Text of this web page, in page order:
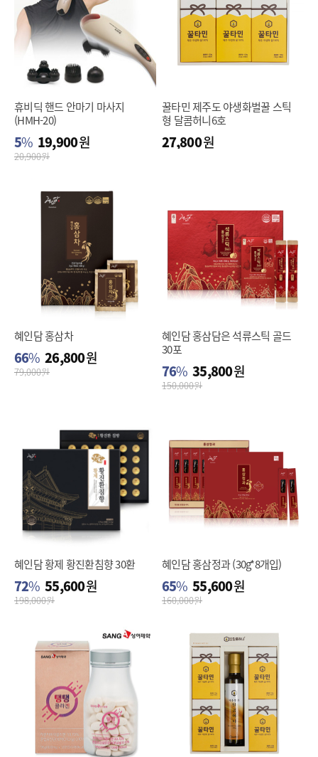
휴비딕 핸드 안마기 마사지
(HMH-20)
5% 19,900원
20,900원
꿀타민 제주도 야생화벌꿀 스틱
형 달콤허니6호
27,800원
혜인담 홍삼차
66% 26,800원
79,000원
혜인담 홍삼담은 석류스틱 골드
30포
76% 35,800원
150,000원
혜인담 황제 황진환침향 30환
72% 55,600원
198,000원
혜인담 홍삼정과 (30g*8개입)
65% 55,600원
160,000원